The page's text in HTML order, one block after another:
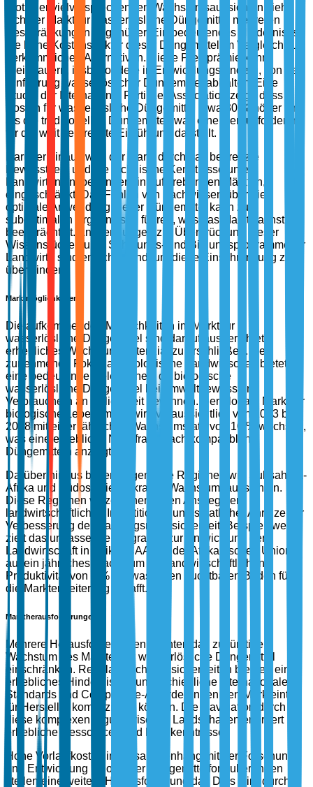
Trotz der vielversprechenden Wachstumsaussichten sieht
sich der Markt für wasserlösliche Düngemittel mehreren
Beschränkungen gegenüber. Ein bedeutendes Hindernis ist
die hohe Kostenstruktur dieser Düngemittel im Vergleich zu
herkömmlichen Alternativen. Diese Preisprämie kann
Kleinbauern, insbesondere in Entwicklungsländern, von der
Einführung wasserlöslicher Düngemittel abhalten. Eine
Studie der International Fertilizer Association zeigt, dass die
Kosten für wasserlösliche Düngemittel etwa 30 % höher sind
als die traditionellen Düngemittel, was eine Herausforderung
für die weit verbreitete Einführung darstellt.
Darüber hinaus wird der Markt durch das begrenzte
Bewusstsein und die technische Kenntnisse unter
Landwirten, insbesondere in aufstrebenden Märkten,
eingeschränkt. Das Fehlen von Fachwissen über die
optimale Anwendung dieser Düngemittel kann zu
suboptimalen Ergebnissen führen, was das Marktwachstum
beeinträchtigt. Anstrengungen zur Überbrückung dieser
Wissenslücke durch Schulungs- und Bildungsprogramme für
Landwirte sind entscheidend, um diese Einschränkung zu
überwinden.
Marktmöglichkeiten
Die aufkommenden Möglichkeiten im Markt für
wasserlösliche Düngemittel sind darauf ausgerichtet,
erhebliches Wachstumspotenzial zu erschließen. Der
zunehmende Fokus auf biologische Landwirtschaft bietet
eine bedeutende Gelegenheit, da biologische
wasserlösliche Düngemittel bei umweltbewussten
Verbrauchern an Beliebtheit gewinnen. Der globale Markt für
biologische Lebensmittel wird voraussichtlich von 2023 bis
2028 mit einer jährlichen Wachstumsrate von 10 % wachsen,
was eine erhebliche Nachfrage nach kompatiblen
Düngemitteln anzeigt.
Darüber hinaus bieten ungenutzte Regionen wie Subsahara-
Afrika und Südostasien lukrative Wachstumsaussichten.
Diese Regionen verzeichnen einen Anstieg der
landwirtschaftlichen Investitionen und staatlicher Anreize zur
Verbesserung der Nahrungsmittelsicherheit. Beispielsweise
zielt das umfassende Programm zur Entwicklung der
Landwirtschaft in Afrika (CAADP) der Afrikanischen Union
auf ein jährliches Wachstum der landwirtschaftlichen
Produktivität von 6 % ab, was einen fruchtbaren Boden für
die Markterweiterung schafft.
Marktherausforderungen
Mehrere Herausforderungen könnten das zukünftige
Wachstum des Marktes für wasserlösliche Düngemittel
einschränken. Regulatorische Unsicherheiten bleiben ein
erhebliches Hindernis, da unterschiedliche internationale
Standards und Compliance-Anforderungen den Markteintritt
für Hersteller komplizieren können. Die Navigation durch
diese komplexen regulatorischen Landschaften erfordert
erhebliche Ressourcen und Fachkenntnisse.
Hohe Vorlaufkosten im Zusammenhang mit der Forschung
und Entwicklung innovativer Düngemittelformulierungen
stellen eine weitere Herausforderung dar. Dies wird durch